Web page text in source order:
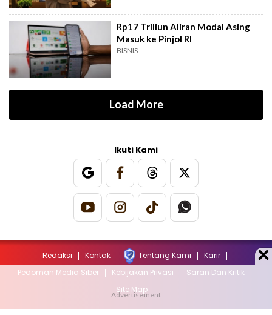
Rp17 Triliun Aliran Modal Asing
Masuk ke Pinjol RI
BISNIS
Load More
Ikuti Kami
Redaksi Kontak Tentang Kami
Karir
Pedoman Media Siber
Kebijakan Privasi
Saran Dan Kritik
Site Map